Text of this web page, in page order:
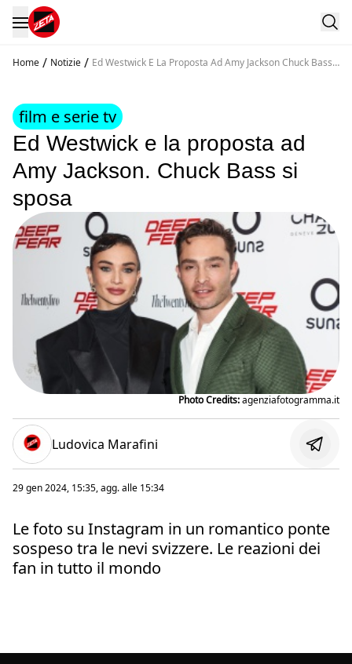
Home / Notizie / Ed Westwick E La Proposta Ad Amy Jackson Chuck Bass
film e serie tv
Ed Westwick e la proposta ad
Amy Jackson. Chuck Bass si
sposa
Photo Credits:agenziafotogramma.it
Ludovica Marafini
29 gen 2024, 15:35, agg. alle 15:34
Le foto su Instagram in un romantico ponte
sospeso tra le nevi svizzere. Le reazioni dei
fan in tutto il mondo